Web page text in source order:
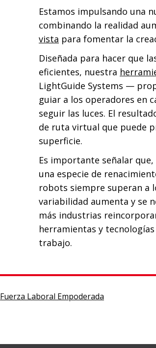
Estamos impulsando una
combinando la realidad
vista para fomentar la
Diseñada para hacer que
eficientes, nuestra
LightGuide Systems —
guiar a los operadores en
seguir las luces. El
de ruta virtual que puede
superficie.
Es importante señalar
una especie de
robots siempre superan a
variabilidad aumenta y se
más industrias
herramientas y
trabajo.
Fuerza Laboral Empoderada